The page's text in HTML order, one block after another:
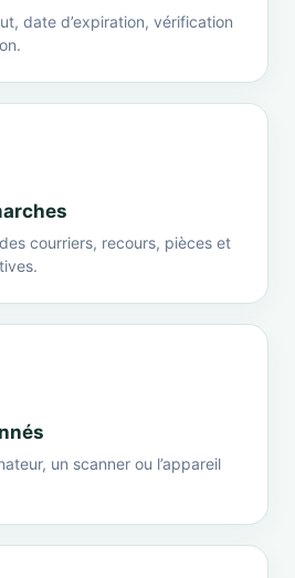
date d’expiration, vérification
courriers, recours, pièces et
un scanner ou l’appareil